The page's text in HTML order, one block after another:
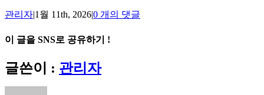
관리자|1월 11th, 2026|0 개의 댓글
이 글을 SNS로 공유하기 !
Facebook
X
Reddit
LinkedIn
Tumblr
Pinterest
Vk
이
메
일
글쓴이 : 관리자